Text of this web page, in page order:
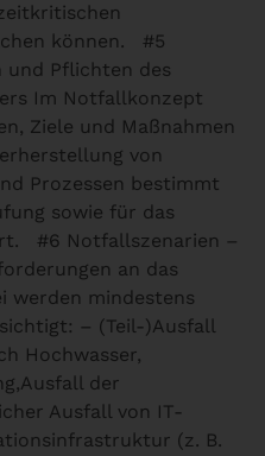
können. #5
Pflichten des
Im Notfallkonzept
Ziele und Maßnahmen
von
Prozessen bestimmt
sowie für das
#6 Notfallszenarien –
an das
werden mindestens
– (Teil-)Ausfall
Hochwasser,
der
Ausfall von IT-
(z. B.